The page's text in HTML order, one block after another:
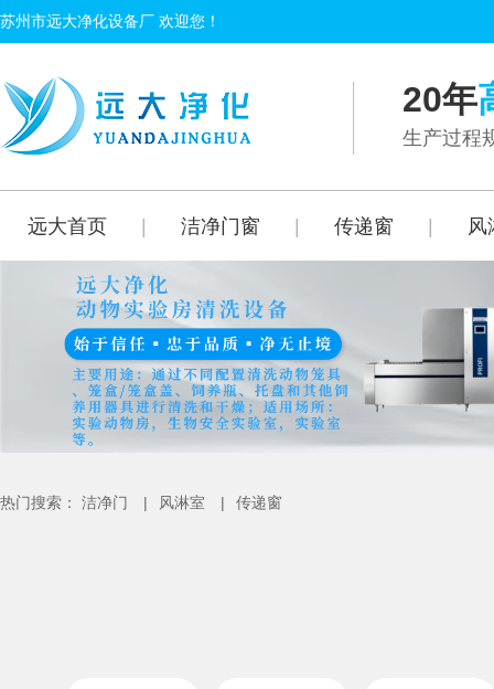
苏州市远大净化设备厂 欢迎您！
20年
生产过程
远大首页 洁净门窗 传递窗 风
热门搜索： 洁净门 | 风淋室 | 传递窗